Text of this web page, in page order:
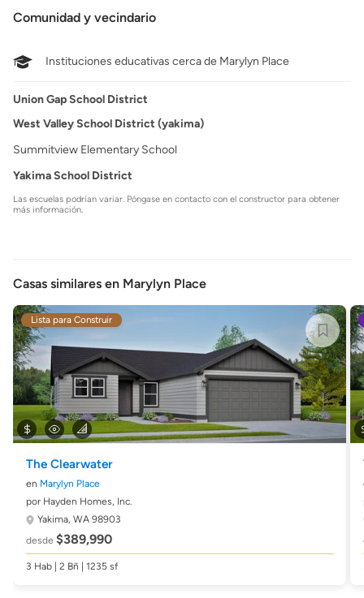
Comunidad y vecindario
Instituciones educativas cerca de Marylyn Place
Union Gap School District
West Valley School District (yakima)
Summitview Elementary School
Yakima School District
Las escuelas podrían variar. Póngase en contacto con el constructor para obtener
más información.
Casas similares en Marylyn Place
Lista para Construir
The Clearwater
en Marylyn Place
por Hayden Homes, Inc.
Yakima, WA 98903
desde $389,990
3 Hab | 2 Bñ | 1235 sf